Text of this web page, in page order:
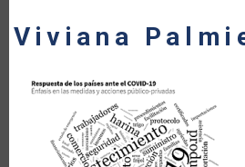
AYUDA
Viviana